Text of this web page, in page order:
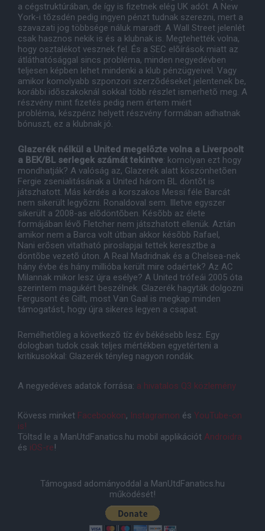
a cégstruktúrában, de így is fizetnek elég UK adót. A New
York-i tõzsdén pedig ingyen pénzt tudnak szerezni, mert a
szavazati jog többsége náluk maradt. A Wall Street jelenlét
csak hasznos nekik is és a klubnak is. Megtehették volna,
hogy osztalékot vesznek fel. És a SEC elõírások miatt az
átláthatósággal sincs probléma, minden negyedévben
teljesen képben lehet mindenki a klub pénzügyeivel. Vagy
amikor komolyabb szponzori szerzõdéseket jelentenek be,
korábbi idõszakoknál sokkal több részlet ismerhetõ meg. A
részvény mint fizetés pedig nem értem miért
probléma, készpénz helyett részvény formában adhatnak
bónuszt, ez a klubnak jó.
Glazerék nélkül a United megelõzte volna a Liverpoolt
a BEK/BL serlegek számát tekintve: komolyan ezt hogy
mondhatják? A valóság az, Glazerék alatt köszönhetõen
Fergie zsenialitásának a United három BL döntõt is
játszhatott. Más kérdés a korszakos Messi féle Barcát
nem sikerült legyõzni. Ronaldoval sem. Illetve egyszer
sikerült a 2008-as elõdöntõben. Késõbb az élete
formájában lévõ Fletcher nem játszhatott ellenük. Aztán
amikor nem a Barca volt útban akkor késõbb Rafael,
Nani erõsen vitatható piroslapjai tettek keresztbe a
döntõbe vezetõ úton. A Real Madridnak és a Chelsea-nek
hány évbe és hány millióba került mire odaértek? Az AC
Milannak mikor lesz újra esélye? A United trófeái 2005 óta
szerintem magukért beszélnek. Glazerék hagyták dolgozni
Fergusont és Gillt, most Van Gaal is megkap minden
támogatást, hogy újra sikeres legyen a csapat.
Remélhetõleg a következõ tíz év békésebb lesz. Egy
dologban tudok csak teljes mértékben egyetérteni a
kritikusokkal: Glazerék tényleg nagyon rondák.
A negyedéves adatok forrása: a hivatalos Q3 közlemény
Kövess minket Facebookon, Instagramon és YouTube-on
is!
Töltsd le a ManUtdFanatics.hu mobil applikációt Androidra
és iOS-re!
Támogasd adományoddal a ManUtdFanatics.hu
működését!